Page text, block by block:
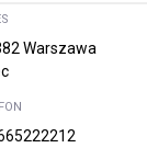
Warszawa